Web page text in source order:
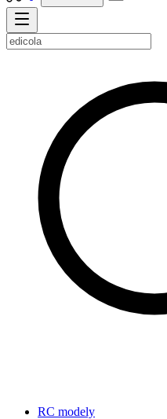
RC modely